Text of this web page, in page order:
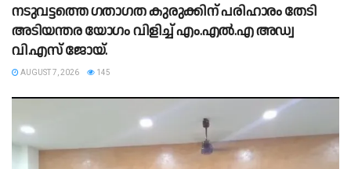
നടുവട്ടത്തെ ഗതാഗത കുരുക്കിന് പരിഹാരം തേടി
അടിയന്തര യോഗം വിളിച്ച് എം.എൽ.എ അഡ്വ
വി.എസ് ജോയ്.
AUGUST 7, 2026 145